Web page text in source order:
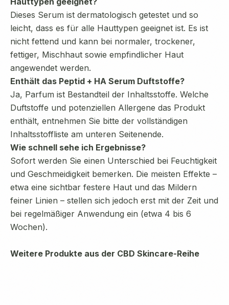
Dieses Serum ist dermatologisch getestet und so
leicht, dass es für alle Hauttypen geeignet ist. Es ist
nicht fettend und kann bei normaler, trockener,
fettiger, Mischhaut sowie empfindlicher Haut
angewendet werden.
Enthält das Peptid + HA Serum Duftstoffe?
Ja, Parfum ist Bestandteil der Inhaltsstoffe. Welche
Duftstoffe und potenziellen Allergene das Produkt
enthält, entnehmen Sie bitte der vollständigen
Inhaltsstoffliste am unteren Seitenende.
Wie schnell sehe ich Ergebnisse?
Sofort werden Sie einen Unterschied bei Feuchtigkeit
und Geschmeidigkeit bemerken. Die meisten Effekte –
etwa eine sichtbar festere Haut und das Mildern
feiner Linien – stellen sich jedoch erst mit der Zeit und
bei regelmäßiger Anwendung ein (etwa 4 bis 6
Wochen).
Weitere Produkte aus der CBD Skincare-Reihe